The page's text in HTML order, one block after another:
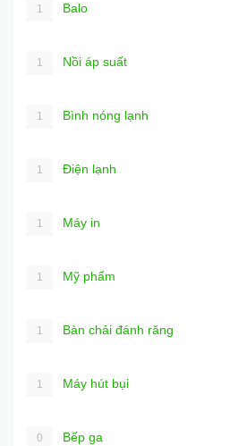
1 Balo
1 Nồi áp suất
1 Bình nóng lạnh
1 Điện lạnh
1 Máy in
1 Mỹ phẩm
1 Bàn chải đánh răng
1 Máy hút bụi
0 Bếp ga